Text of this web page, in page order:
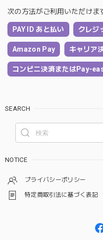
次の方法がご利用いただけま
PAY ID あと払い クレジ
Amazon Pay キャリア
コンビニ決済またはPay-
SEARCH
NOTICE
プライバシーポリシー
特定商取引法に基づく表記